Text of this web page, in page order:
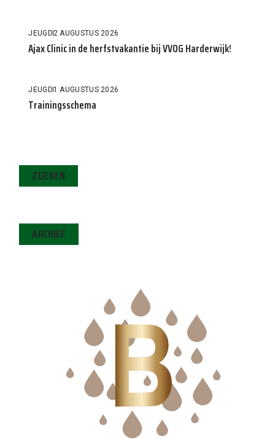
JEUGD2 AUGUSTUS 2026
Ajax Clinic in de herfstvakantie bij VVOG Harderwijk!
JEUGD1 AUGUSTUS 2026
Trainingsschema
ZOEKEN
ARCHIEF